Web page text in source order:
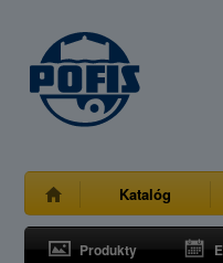
Katalóg
Produkty